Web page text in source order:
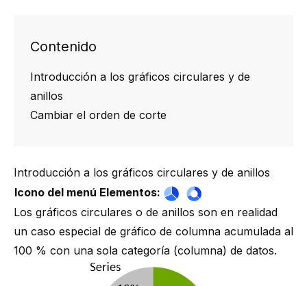
Contenido
Introducción a los gráficos circulares y de
anillos
Cambiar el orden de corte
Introducción a los gráficos circulares y de anillos
Icono del menú Elementos:
Los gráficos circulares o de anillos son en realidad
un caso especial de gráfico de columna acumulada al
100 % con una sola categoría (columna) de datos.